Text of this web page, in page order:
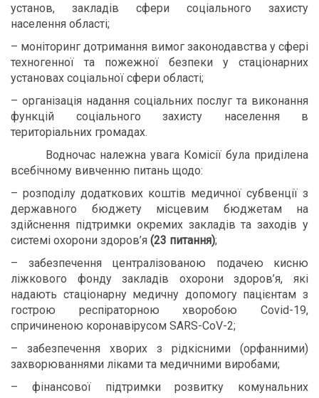
установ, закладів сфери соціального захисту
населення області;
– моніторинг дотримання вимог законодавства у сфері
техногенної та пожежної безпеки у стаціонарних
установах соціальної сфери області;
– організація надання соціальних послуг та виконання
функцій соціального захисту населення в
територіальних громадах.
Водночас належна увага Комісії була приділена
всебічному вивченню питань щодо:
– розподілу додаткових коштів медичної субвенції з
державного бюджету місцевим бюджетам на
здійснення підтримки окремих закладів та заходів у
системі охорони здоров’я (23 питання);
– забезпечення централізованою подачею кисню
ліжкового фонду закладів охорони здоров’я, які
надають стаціонарну медичну допомогу пацієнтам з
гострою респіраторною хворобою Covid-19,
спричиненою коронавірусом SARS-CoV-2;
– забезпечення хворих з рідкісними (орфанними)
захворюваннями ліками та медичними виробами;
– фінансової підтримки розвитку комунальних